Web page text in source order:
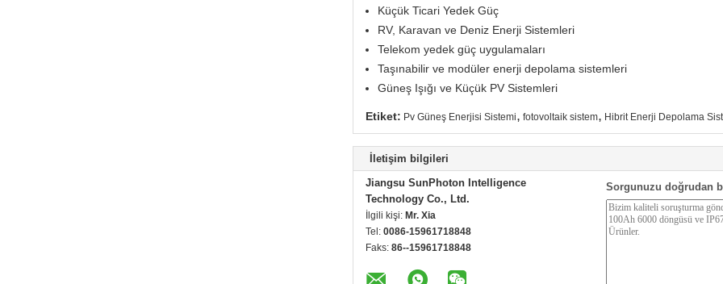
Küçük Ticari Yedek Güç
RV, Karavan ve Deniz Enerji Sistemleri
Telekom yedek güç uygulamaları
Taşınabilir ve modüler enerji depolama sistemleri
Güneş Işığı ve Küçük PV Sistemleri
Etiket: Pv Güneş Enerjisi Sistemi, fotovoltaik sistem, Hibrit Enerji Depolama
İletişim bilgileri
Jiangsu SunPhoton Intelligence
Technology Co., Ltd.
İlgili kişi: Mr. Xia
Tel: 0086-15961718848
Faks: 86--15961718848
Sorgunuzu doğrudan